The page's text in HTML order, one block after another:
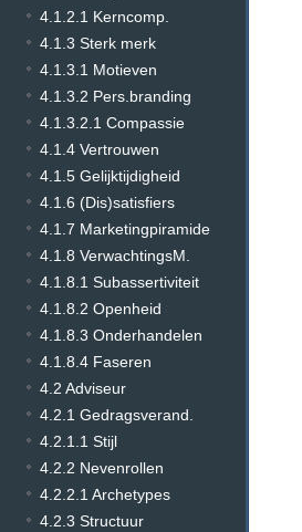
4.1.2.1 Kerncomp.
4.1.3 Sterk merk
4.1.3.1 Motieven
4.1.3.2 Pers.branding
4.1.3.2.1 Compassie
4.1.4 Vertrouwen
4.1.5 Gelijktijdigheid
4.1.6 (Dis)satisfiers
4.1.7 Marketingpiramide
4.1.8 VerwachtingsM.
4.1.8.1 Subassertiviteit
4.1.8.2 Openheid
4.1.8.3 Onderhandelen
4.1.8.4 Faseren
4.2 Adviseur
4.2.1 Gedragsverand.
4.2.1.1 Stijl
4.2.2 Nevenrollen
4.2.2.1 Archetypes
4.2.3 Structuur